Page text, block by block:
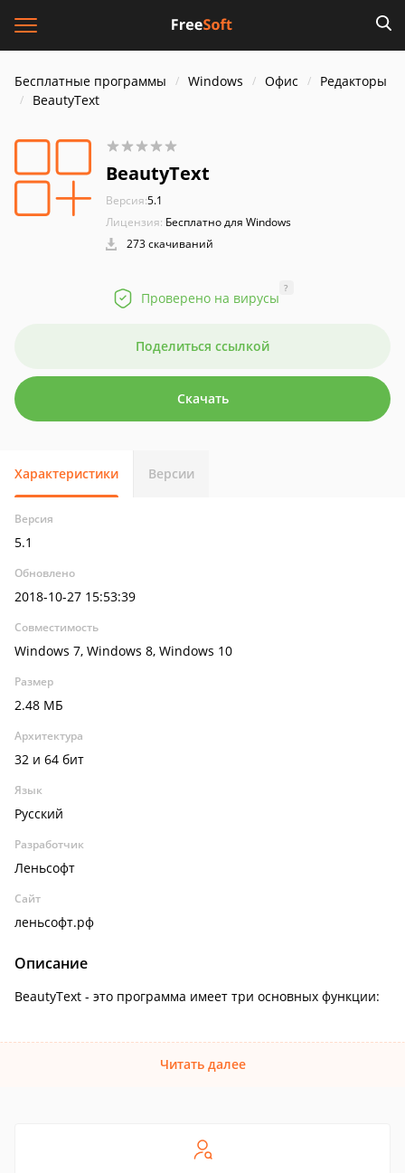
Бесплатные программы Windows Офис
Редакторы
BeautyText
BeautyText
Версия:5.1
Лицензия: Бесплатно для Windows
273 скачиваний
Проверено на вирусы
?
Поделиться ссылкой
Скачать
Характеристики Версии
Версия
5.1
Обновлено
2018-10-27 15:53:39
Совместимость
Windows 7, Windows 8, Windows 10
Размер
2.48 МБ
Архитектура
32 и 64 бит
Язык
Русский
Разработчик
Леньсофт
Сайт
леньсофт.рф
Описание
BeautyText - это программа имеет три основных функции:
Читать далее